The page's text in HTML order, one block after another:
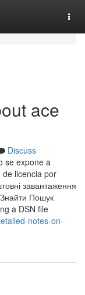
ace
Discuss
se expone a
licencia por
завантаження
Знайти Пошук
a DSN file
notes-on-